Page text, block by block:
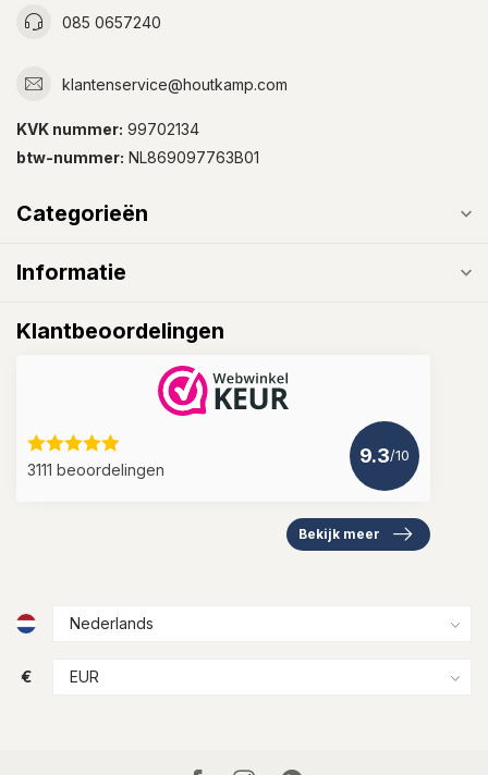
085 0657240
klantenservice@houtkamp.com
KVK nummer: 99702134
btw-nummer: NL869097763B01
Categorieën
Informatie
Klantbeoordelingen
3111 beoordelingen
9.3/10
Bekijk meer
€